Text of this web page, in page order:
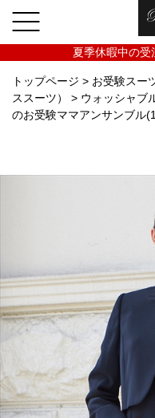
夏季休暇中の受
トップページ > お受験スー
ススーツ）
> ウォッシャブ
のお受験ママアンサンブル